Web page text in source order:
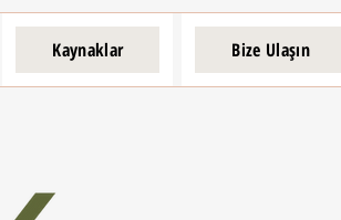
Kaynaklar Bize Ulaşın